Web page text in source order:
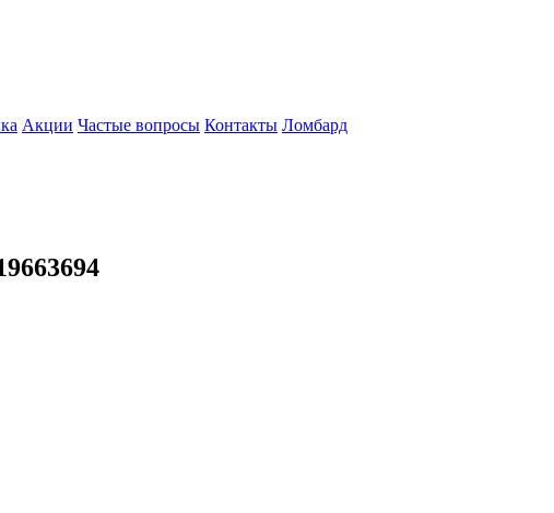
Акции Частые вопросы Контакты Ломбард